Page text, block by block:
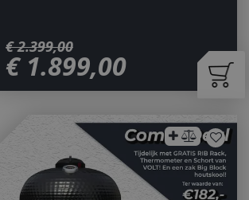
€ 2.399,00
€ 1.899,00